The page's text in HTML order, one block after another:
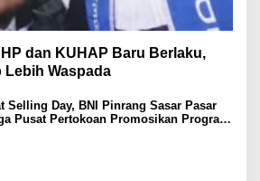
dan KUHAP Baru Berlaku,
Lebih Waspada
Selling Day, BNI Pinrang Sasar Pasar
Pusat Pertokoan Promosikan Program